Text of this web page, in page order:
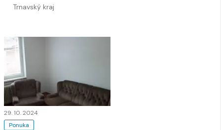
Trnavský kraj
Ponuka
29. 10. 2024